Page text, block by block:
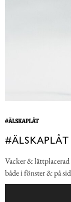
#ÄLSKAPLÅT
Vacker &
både i fönster & på